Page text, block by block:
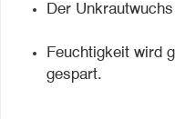
Der
Feuchtigkeit wird
gespart.